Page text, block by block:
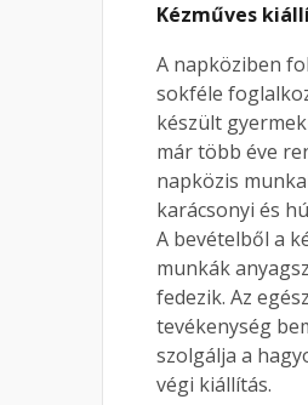
Kézműves
A napköziben
sokféle
készült
már több éve
napközis
karácsonyi és
A bevételből a
munkák
fedezik. Az
tevékenység
szolgálja a
végi kiállítás.